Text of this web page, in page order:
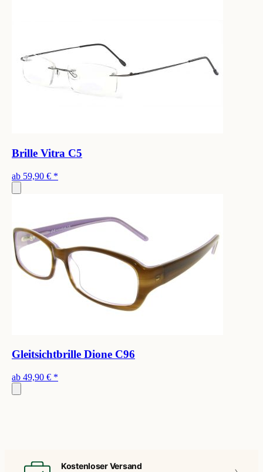
Brille Vitra C5
ab 59,90 € *
Gleitsichtbrille Dione C96
ab 49,90 € *
Kostenloser Versand